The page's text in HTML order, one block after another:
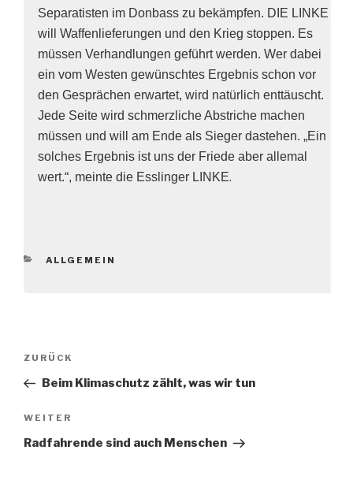
Separatisten im Donbass zu bekämpfen. DIE LINKE
will Waffenlieferungen und den Krieg stoppen. Es
müssen Verhandlungen geführt werden. Wer dabei
ein vom Westen gewünschtes Ergebnis schon vor
den Gesprächen erwartet, wird natürlich enttäuscht.
Jede Seite wird schmerzliche Abstriche machen
müssen und will am Ende als Sieger dastehen. „Ein
solches Ergebnis ist uns der Friede aber allemal
wert.“, meinte die Esslinger LINKE.
KATEGORIEN
ALLGEMEIN
Beitragsnavigation
Vorheriger
Beitrag
ZURÜCK
Beim Klimaschutz zählt, was wir tun
Nächster
Beitrag
WEITER
Radfahrende sind auch Menschen